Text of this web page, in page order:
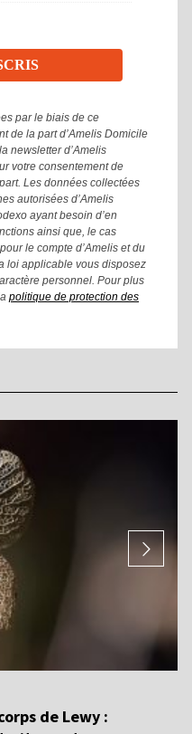
par le biais de ce
de la part d’Amelis Domicile
newsletter d’Amelis
votre consentement de
Les données collectées
autorisées d’Amelis
ayant besoin d’en
ainsi que, le cas
le compte d’Amelis et du
loi applicable vous disposez
personnel. Pour plus
politique de protection des
de Lewy :